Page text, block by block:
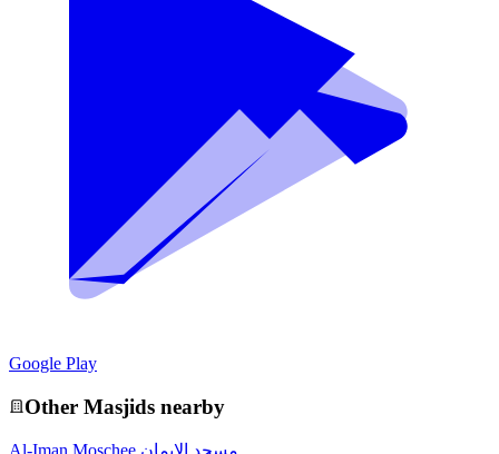
Google Play
Other Masjids nearby